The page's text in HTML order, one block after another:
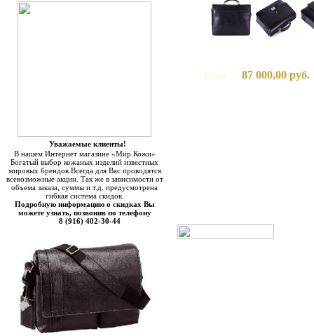
Уважаемые клиенты!
В нашем Интернет магазине «Мир Кожи»
Богатый выбор кожаных изделий известных
мировых брендов.Всегда для Вас проводятся
всевозможные акции. Так же в зависимости от
объема заказа, суммы и т.д. предусмотрена
гибкая система скидок.
Подробную информацию о скидках Вы
можете узнать, позвонив по телефону
8 (916) 402-30-44
Цена: 87 000,00 руб.